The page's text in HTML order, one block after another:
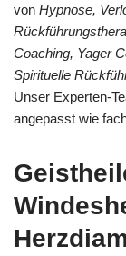
von Hypnose,
Coaching, Yager
Spirituelle
Unser Experten-
angepasst wie